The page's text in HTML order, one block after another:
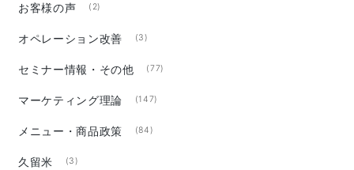
お客様の声 (2)
オペレーション改善 (3)
セミナー情報・その他 (77)
マーケティング理論 (147)
メニュー・商品政策 (84)
久留米 (3)